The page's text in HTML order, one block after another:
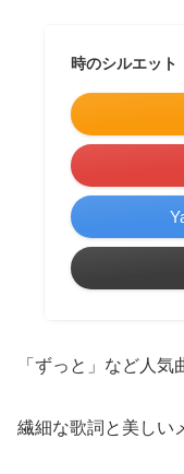
時のシルエット
「ずっと」など人気
繊細な歌詞と美しい